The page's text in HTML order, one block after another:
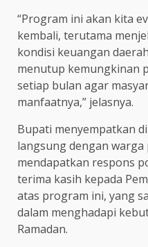
“Program ini akan kita
kembali, terutama
kondisi keuangan
menutup kemungkinan
setiap bulan agar
manfaatnya,” jelasnya.
Bupati menyempatkan
langsung dengan
mendapatkan respons
terima kasih kepada
atas program ini, yang
dalam menghadapi
Ramadan.